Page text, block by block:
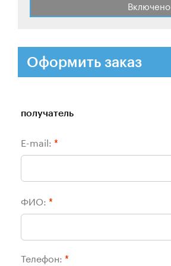
Включено
Оформить заказ
получатель
E-mail: *
ФИО: *
Телефон: *